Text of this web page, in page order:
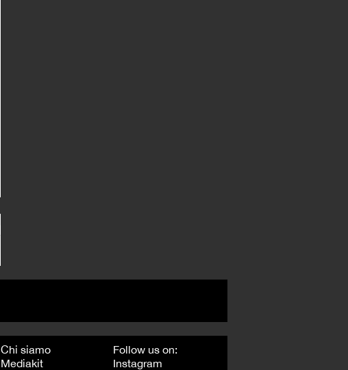
Chi siamo
Mediakit
Follow us on:
Instagram